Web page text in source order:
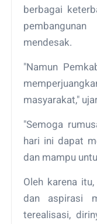
berbagai
mendesak.
"Namun
masyarakat,"
"Semoga
hari ini dapat
dan mampu
Oleh karena
dan aspirasi
terealisasi,